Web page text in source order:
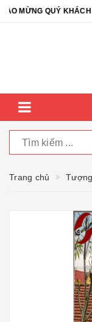
MỪNG QUÝ KHÁCH
Trang chủ